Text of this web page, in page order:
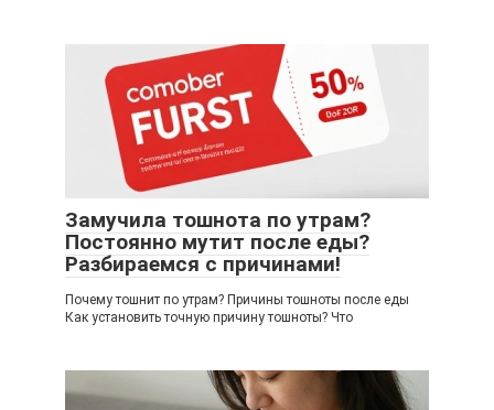
Замучила тошнота по утрам?
Постоянно мутит после еды?
Разбираемся с причинами!
Почему тошнит по утрам? Причины тошноты после еды
Как установить точную причину тошноты? Что